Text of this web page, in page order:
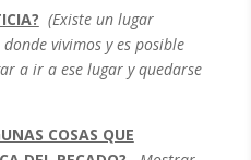
(Existe un lugar
vivimos y es posible
a ir a ese lugar y quedarse
COSAS QUE